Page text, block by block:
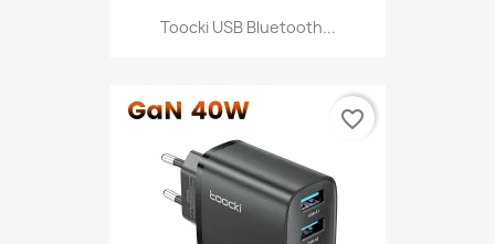
Toocki USB Bluetooth...
favorite_border